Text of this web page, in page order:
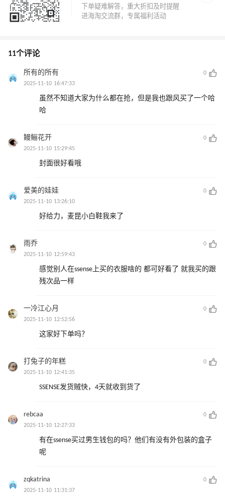
11个评论
所有的所有
0
2025-11-10 16:47:33
虽然不知道大家为什么都在抢，但是我也跟风买了一个哈
哈
鳗鲡花开
0
2025-11-10 15:29:45
封面很好看哦
爱美的娃娃
0
2025-11-10 13:26:10
好给力，麦昆小白鞋我来了
雨乔
0
2025-11-10 12:59:43
感觉别人在ssense上买的衣服啥的 都可好看了 就我买的跟
残次品一样
一冷江心月
0
2025-11-10 12:52:56
这家好下单吗？
打兔子的年糕
0
2025-11-10 12:41:35
SSENSE发货贼快，4天就收到货了
rebcaa
0
2025-11-10 12:27:33
有在ssense买过男生钱包的吗？他们有没有外包装的盒子
呢
zqkatrina
0
2025-11-10 11:31:37